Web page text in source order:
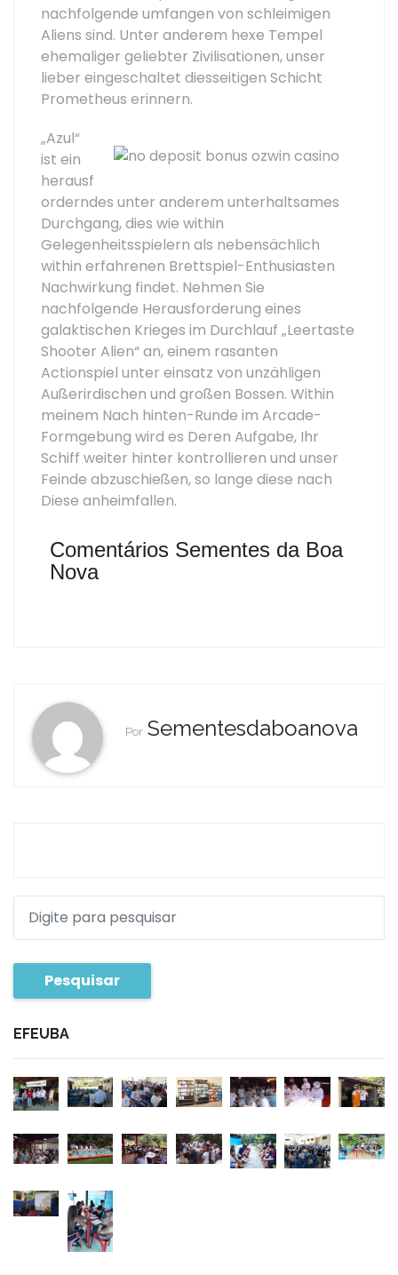
nachfolgende umfangen von schleimigen
Aliens sind. Unter anderem hexe Tempel
ehemaliger geliebter Zivilisationen, unser
lieber eingeschaltet diesseitigen Schicht
Prometheus erinnern.
„Azul“
ist ein
herausf
orderndes unter anderem unterhaltsames
Durchgang, dies wie within
Gelegenheitsspielern als nebensächlich
within erfahrenen Brettspiel-Enthusiasten
Nachwirkung findet. Nehmen Sie
nachfolgende Herausforderung eines
galaktischen Krieges im Durchlauf „Leertaste
Shooter Alien“ an, einem rasanten
Actionspiel unter einsatz von unzähligen
Außerirdischen und großen Bossen. Within
meinem Nach hinten-Runde im Arcade-
Formgebung wird es Deren Aufgabe, Ihr
Schiff weiter hinter kontrollieren und unser
Feinde abzuschießen, so lange diese nach
Diese anheimfallen.
Comentários Sementes da Boa
Nova
Por Sementesdaboanova
Pesquisar
EFEUBA